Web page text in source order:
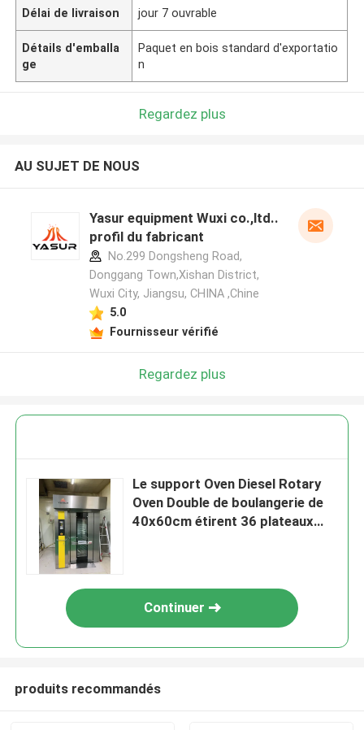
Délai de livraison jour 7 ouvrable
Détails d'emballa
ge
Paquet en bois standard d'exportatio
n
Regardez plus
AU SUJET DE NOUS
Yasur equipment Wuxi co.,ltd..
profil du fabricant
No.299 Dongsheng Road,
Donggang Town,Xishan District,
Wuxi City, Jiangsu, CHINA ,Chine
5.0
Fournisseur vérifié
Regardez plus
Le support Oven Diesel Rotary
Oven Double de boulangerie de
40x60cm étirent 36 plateaux
Continuer
produits recommandés